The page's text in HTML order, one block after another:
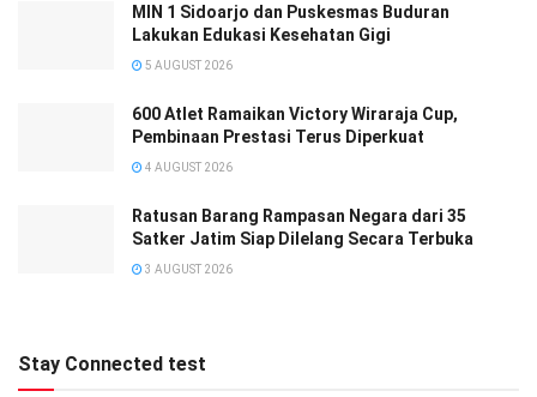
MIN 1 Sidoarjo dan Puskesmas Buduran
Lakukan Edukasi Kesehatan Gigi
5 AUGUST 2026
600 Atlet Ramaikan Victory Wiraraja Cup,
Pembinaan Prestasi Terus Diperkuat
4 AUGUST 2026
Ratusan Barang Rampasan Negara dari 35
Satker Jatim Siap Dilelang Secara Terbuka
3 AUGUST 2026
Stay Connected test